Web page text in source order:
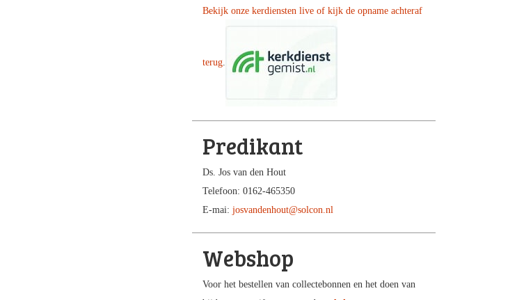
Bekijk onze kerdiensten live of kijk de opname achteraf
terug
Predikant
Ds. Jos van den Hout
Telefoon: 0162-465350
E-mai: josvandenhout@solcon.nl
Webshop
Voor het bestellen van collectebonnen en het doen van